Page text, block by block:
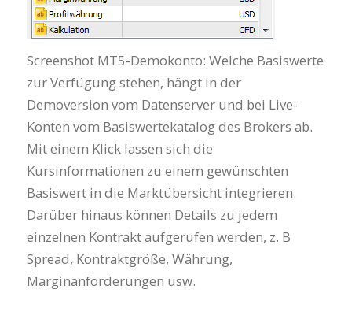
Screenshot MT5-Demokonto: Welche Basiswerte
zur Verfügung stehen, hängt in der
Demoversion vom Datenserver und bei Live-
Konten vom Basiswertekatalog des Brokers ab.
Mit einem Klick lassen sich die
Kursinformationen zu einem gewünschten
Basiswert in die Marktübersicht integrieren.
Darüber hinaus können Details zu jedem
einzelnen Kontrakt aufgerufen werden, z. B
Spread, Kontraktgröße, Währung,
Marginanforderungen usw.